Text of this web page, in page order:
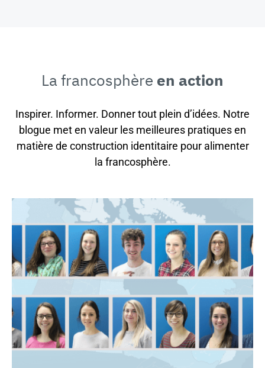
La francosphère en action
Inspirer. Informer. Donner tout plein d’idées. Notre
blogue met en valeur les meilleures pratiques en
matière de construction identitaire pour alimenter
la francosphère.